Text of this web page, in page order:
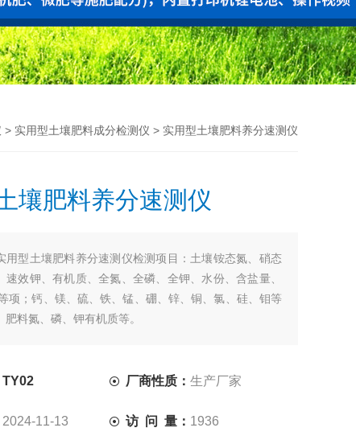
> 实用型土壤肥料成分检测仪 > 实用型土壤肥料养分速测仪
壤肥料养分速测仪
用型土壤肥料养分速测仪检测项目：土壤铵态氮、硝态
速效钾、有机质、全氮、全磷、全钾、水份、含盐量、
项；钙、镁、硫、铁、锰、硼、锌、铜、氯、硅、钼等
料氮、磷、钾有机质等。
TY02 厂商性质：生产厂家
2024-11-13 访 问 量： 1936